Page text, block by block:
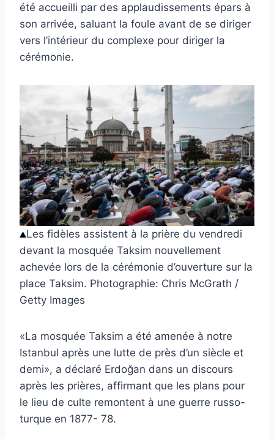
été accueilli par des applaudissements épars à
son arrivée, saluant la foule avant de se diriger
vers l’intérieur du complexe pour diriger la
cérémonie.
Les fidèles assistent à la prière du vendredi
devant la mosquée Taksim nouvellement
achevée lors de la cérémonie d’ouverture sur la
place Taksim. Photographie: Chris McGrath /
Getty Images
«La mosquée Taksim a été amenée à notre
Istanbul après une lutte de près d’un siècle et
demi», a déclaré Erdoğan dans un discours
après les prières, affirmant que les plans pour
le lieu de culte remontent à une guerre russo-
turque en 1877- 78.